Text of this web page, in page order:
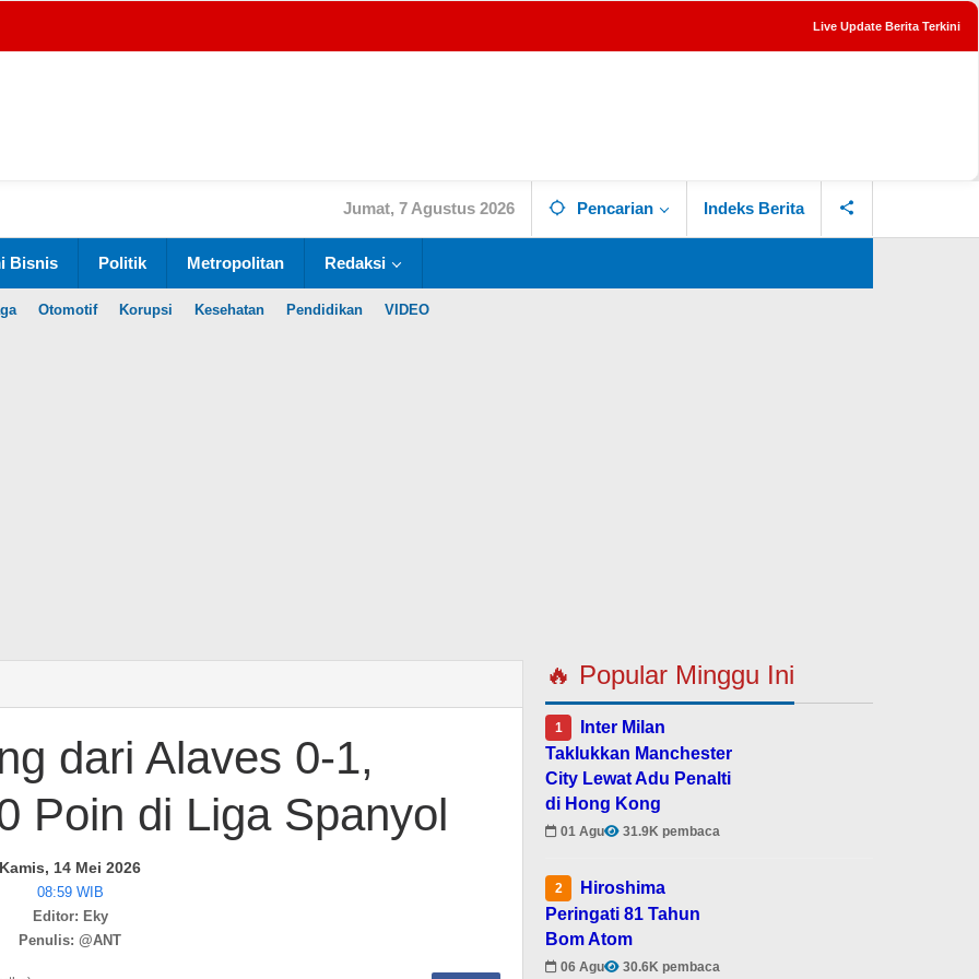
Live Update Berita Terkini
Jumat, 7 Agustus 2026 Pencarian Indeks Berita
Bisnis Politik Metropolitan Redaksi
Otomotif Korupsi Kesehatan Pendidikan VIDEO
dari Alaves 0-1,
Poin di Liga Spanyol
Kamis, 14 Mei 2026
08:59 WIB
Editor: Eky
Penulis: @ANT
🔥 Popular Minggu Ini
1
Inter Milan
Taklukkan Manchester
City Lewat Adu Penalti
di Hong Kong
01 Agu 31.9K pembaca
2
Hiroshima
Peringati 81 Tahun
Bom Atom
06 Agu 30.6K pembaca